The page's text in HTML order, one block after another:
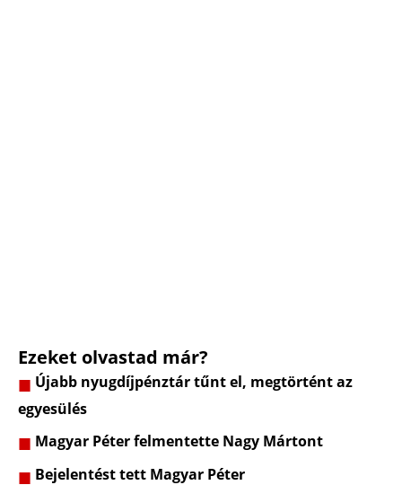
Ezeket olvastad már?
Újabb nyugdíjpénztár tűnt el, megtörtént az
egyesülés
Magyar Péter felmentette Nagy Mártont
Bejelentést tett Magyar Péter